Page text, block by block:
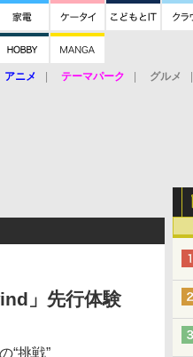
アニメ テーマパーク グルメ
」先行体験
“挑戦”